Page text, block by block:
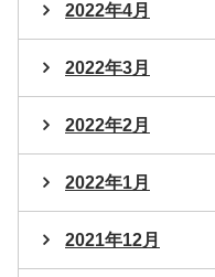
2022年4月
2022年3月
2022年2月
2022年1月
2021年12月